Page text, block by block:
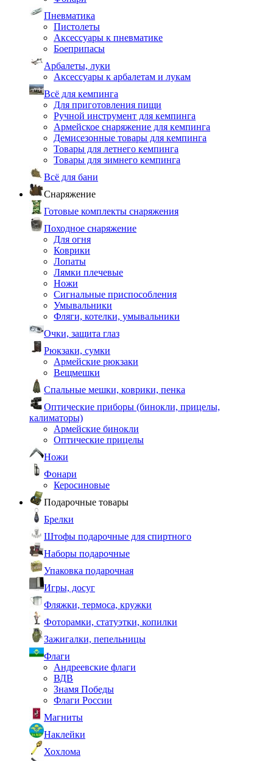
Пневматика
Пистолеты
Аксессуары к пневматике
Боеприпасы
Арбалеты, луки
Аксессуары к арбалетам и лукам
Всё для кемпинга
Для приготовления пищи
Ручной инструмент для кемпинга
Армейское снаряжение для кемпинга
Демисезонные товары для кемпинга
Товары для летнего кемпинга
Товары для зимнего кемпинга
Всё для бани
Снаряжение
Готовые комплекты снаряжения
Походное снаряжение
Для огня
Коврики
Лопаты
Лямки плечевые
Ножи
Сигнальные приспособления
Умывальники
Фляги, котелки, умывальники
Очки, защита глаз
Рюкзаки, сумки
Армейские рюкзаки
Вещмешки
Спальные мешки, коврики, пенка
Оптические приборы (бинокли, прицелы,
калиматоры)
Армейские бинокли
Оптические прицелы
Ножи
Фонари
Керосиновые
Подарочные товары
Брелки
Штофы подарочные для спиртного
Наборы подарочные
Упаковка подарочная
Игры, досуг
Фляжки, термоса, кружки
Фоторамки, статуэтки, копилки
Зажигалки, пепельницы
Флаги
Андреевские флаги
ВДВ
Знамя Победы
Флаги России
Магниты
Наклейки
Хохлома